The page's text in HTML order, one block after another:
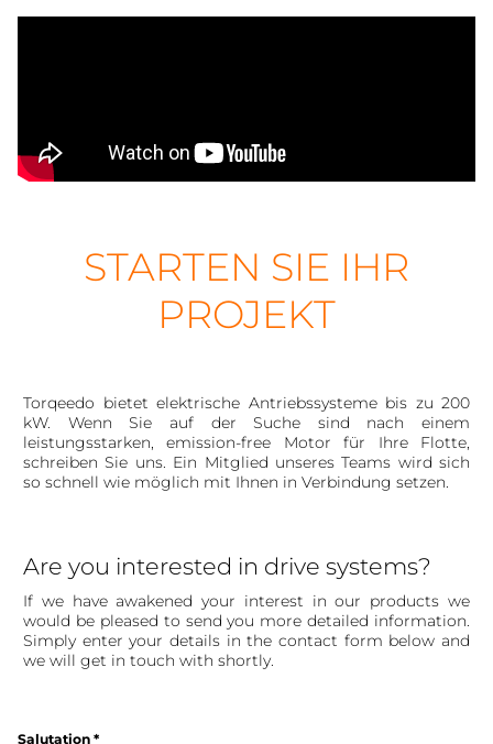
STARTEN SIE IHR
PROJEKT
Torqeedo bietet elektrische Antriebssysteme bis zu 200
kW. Wenn Sie auf der Suche sind nach einem
leistungsstarken, emission-free Motor für Ihre Flotte,
schreiben Sie uns. Ein Mitglied unseres Teams wird sich
so schnell wie möglich mit Ihnen in Verbindung setzen.
Are you interested in drive systems?
If we have awakened your interest in our products we
would be pleased to send you more detailed information.
Simply enter your details in the contact form below and
we will get in touch with shortly.
Salutation *